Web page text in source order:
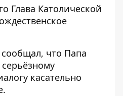
Глава Католической
сообщал, что Папа
серьёзному
касательно
.